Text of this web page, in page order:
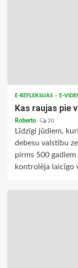
E-REFLEKSIJAS E-
Kas raujas pie
Roberto 20
Līdzīgi jūdiem,
debesu valstību
pirms 500
kontrolēja laicīgo